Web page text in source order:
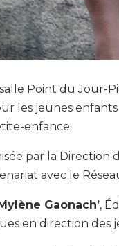
Point du Jour-
les jeunes enfants
enfance.
par la
avec le
Mylène Gaonach’,
en direction des